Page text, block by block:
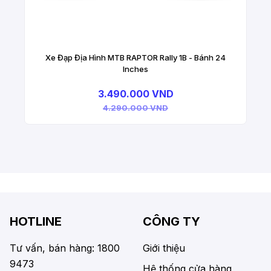
Xe Đạp Địa Hình MTB RAPTOR Rally 1B - Bánh 24
Inches
3.490.000 VND
4.290.000 VND
HOTLINE
Tư vấn, bán hàng: 1800
9473
CÔNG TY
Giới thiệu